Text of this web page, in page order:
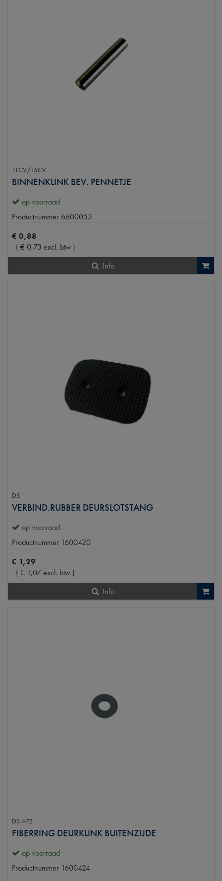
11CV/15CV
BINNENKLINK BEV. PENNETJE
op voorraad
Productnummer 6600053
€ 0,88
( €0,73 excl. btw )
Info
DS
VERBIND.RUBBER DEURSLOTSTANG
op voorraad
Productnummer 1600420
€ 1,29
( € 1,07excl. btw )
Info
DS->72
FIBERRING DEURKLINK BUITENZIJDE
op voorraad
Productnummer 1600424